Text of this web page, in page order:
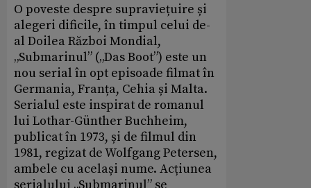
O poveste despre supraviețuire și
alegeri dificile, în timpul celui de-
al Doilea Război Mondial,
„Submarinul” („Das Boot”) este un
nou serial în opt episoade filmat în
Germania, Franța, Cehia și Malta.
Serialul este inspirat de romanul
lui Lothar-Günther Buchheim,
publicat în 1973, și de filmul din
1981, regizat de Wolfgang Petersen,
ambele cu același nume. Acțiunea
serialului „Submarinul” se